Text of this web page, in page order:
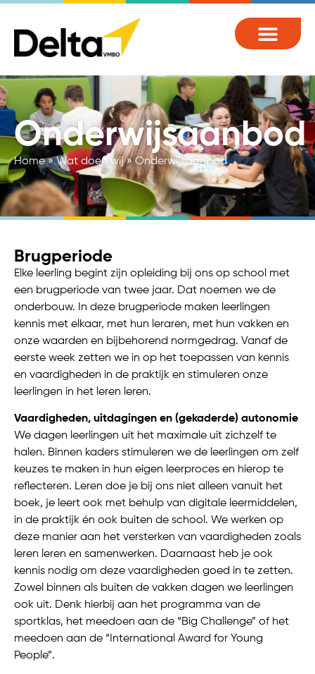
Onderwijsaanbod
Home»Wat doen wij»Onderwijsaanbod
Brugperiode
Elke leerling begint zijn opleiding bij ons op school met
een brugperiode van twee jaar. Dat noemen we de
onderbouw. In deze brugperiode maken leerlingen
kennis met elkaar, met hun leraren, met hun vakken en
onze waarden en bijbehorend normgedrag. Vanaf de
eerste week zetten we in op het toepassen van kennis
en vaardigheden in de praktijk en stimuleren onze
leerlingen in het leren leren.
Vaardigheden, uitdagingen en (gekaderde) autonomie
We dagen leerlingen uit het maximale uit zichzelf te
halen. Binnen kaders stimuleren we de leerlingen om zelf
keuzes te maken in hun eigen leerproces en hierop te
reflecteren. Leren doe je bij ons niet alleen vanuit het
boek, je leert ook met behulp van digitale leermiddelen,
in de praktijk én ook buiten de school. We werken op
deze manier aan het versterken van vaardigheden zoals
leren leren en samenwerken. Daarnaast heb je ook
kennis nodig om deze vaardigheden goed in te zetten.
Zowel binnen als buiten de vakken dagen we leerlingen
ook uit. Denk hierbij aan het programma van de
sportklas, het meedoen aan de “Big Challenge” of het
meedoen aan de “International Award for Young
People”.